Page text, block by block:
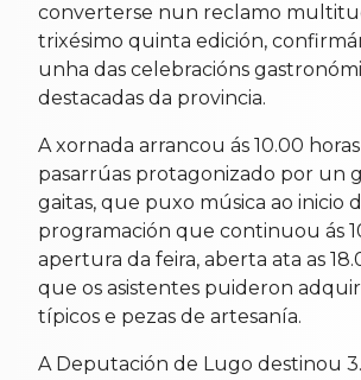
converterse nun reclamo
trixésimo quinta edición,
unha das celebracións
destacadas da provincia.
A xornada arrancou ás 10.00
pasarrúas protagonizado por un
gaitas, que puxo música ao inicio
programación que continuou ás
apertura da feira, aberta ata as
que os asistentes puideron
típicos e pezas de artesanía.
A Deputación de Lugo destinou